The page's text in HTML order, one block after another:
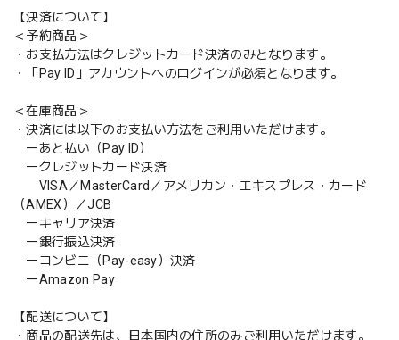
【決済について】
＜予約商品＞
・お支払方法はクレジットカード決済のみとなります。
・「Pay ID」アカウントへのログインが必須となります。
＜在庫商品＞
・決済には以下のお支払い方法をご利用いただけます。
ーあと払い（Pay ID）
ークレジットカード決済
VISA／MasterCard／アメリカン・エキスプレス・カード
（AMEX）／JCB
ーキャリア決済
ー銀行振込決済
ーコンビニ（Pay-easy）決済
ーAmazon Pay
【配送について】
・商品の配送先は、日本国内の住所のみご利用いただけます。